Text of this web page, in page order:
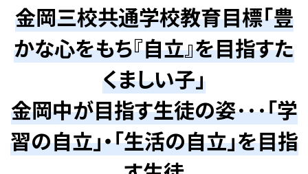
金岡三校共通学校教育目標「豊
かな心をもち『自立』を目指すた
くましい子」
金岡中が目指す生徒の姿･･･「学
習の自立」・「生活の自立」を目指